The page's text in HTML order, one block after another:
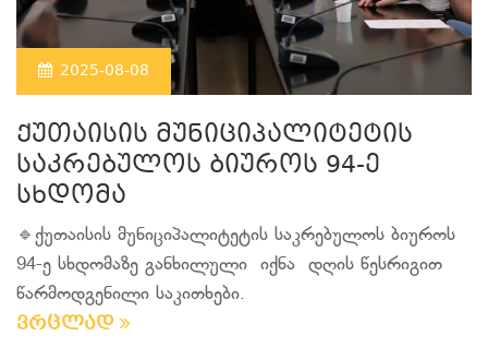
2025-08-08
ქუთაისის მუნიციპალიტეტის
საკრებულოს ბიუროს 94-ე
სხდომა
🔹ქუთაისის მუნიციპალიტეტის საკრებულოს ბიუროს
94-ე სხდომაზე განხილული იქნა დღის წესრიგით
წარმოდგენილი საკითხები.
ვრცლად